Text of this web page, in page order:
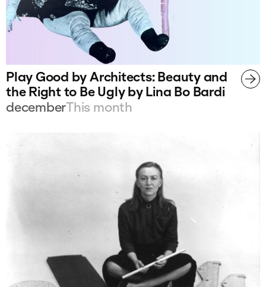
Play Good by Architects: Beauty and
the Right to Be Ugly by Lina Bo Bardi
decemberThis month